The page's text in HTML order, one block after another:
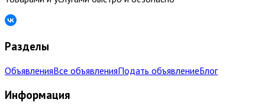
Разделы
ОбъявленияВсе объявленияПодать объявлениеБлог
Информация